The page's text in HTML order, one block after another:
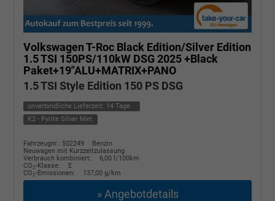
Volkswagen T-Roc Black Edition/Silver Edition
1.5 TSI 150PS/110kW DSG 2025 +Black
Paket+19"ALU+MATRIX+PANO
1.5 TSI Style Edition 150 PS DSG
unverbindliche Lieferzeit: 14 Tage
K2 - Pyrite Silver Met.
Fahrzeugnr.: 502249
Benzin
Neuwagen mit Kurzzeitzulassung
Verbrauch kombiniert:
6,00 l/100km
CO2-Klasse:
E
CO2-Emissionen: 137,00 g/km
» Angebotdetails